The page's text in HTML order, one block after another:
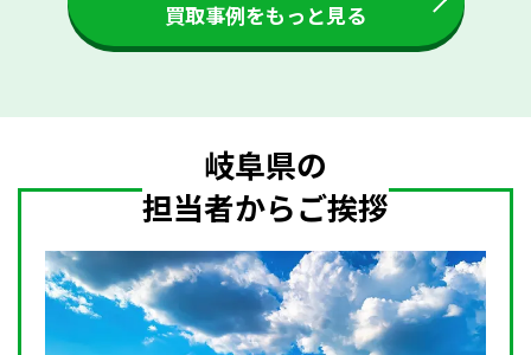
買取事例をもっと見る
岐阜県の
担当者からご挨拶